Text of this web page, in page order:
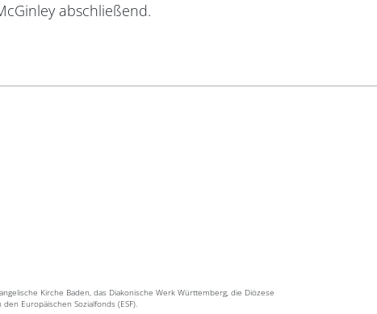
abschließend.
Kirche Baden, das Diakonische Werk Württemberg, die Diözese
Europäischen Sozialfonds (ESF).